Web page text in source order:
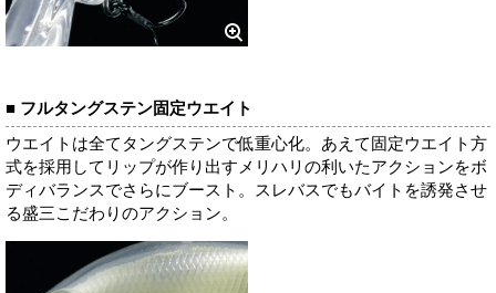
■ フルタングステン固定ウエイト
ウエイトは全てタングステンで低重心化。あえて固定ウエイト方
式を採用してリップが作り出すメリハリの利いたアクションをボ
ディバランスでさらにブースト。スレバスでもバイトを誘発させ
る盛三こだわりのアクション。